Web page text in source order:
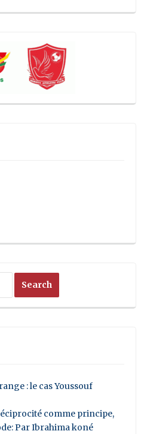
: le cas Youssouf
comme principe,
Par Ibrahima koné